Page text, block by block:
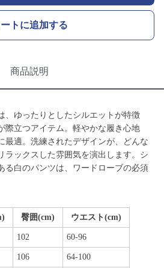
トに追加する
商品説明
、ゆったりとしたシルエットが特徴
際立つアイテム。軽やかな履き心地
最適。洗練されたデザインが、どんな
ラックスした雰囲気を演出します。シ
る白のパンツは、ワードローブの必須
臀囲(cm) ウエスト(cm)
102 60-96
106 64-100